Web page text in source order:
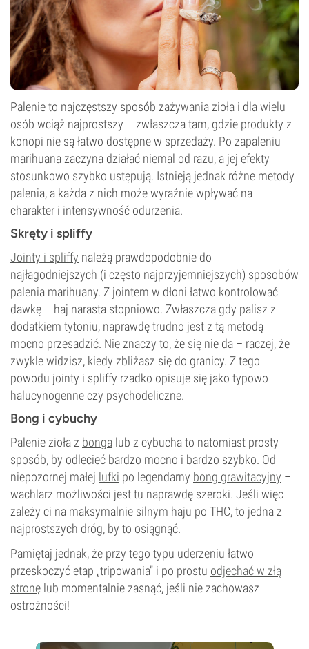
Palenie to najczęstszy sposób zażywania zioła i dla wielu
osób wciąż najprostszy – zwłaszcza tam, gdzie produkty z
konopi nie są łatwo dostępne w sprzedaży. Po zapaleniu
marihuana zaczyna działać niemal od razu, a jej efekty
stosunkowo szybko ustępują. Istnieją jednak różne metody
palenia, a każda z nich może wyraźnie wpływać na
charakter i intensywność odurzenia.
Skręty i spliffy
Jointy i spliffy należą prawdopodobnie do
najłagodniejszych (i często najprzyjemniejszych) sposobów
palenia marihuany. Z jointem w dłoni łatwo kontrolować
dawkę – haj narasta stopniowo. Zwłaszcza gdy palisz z
dodatkiem tytoniu, naprawdę trudno jest z tą metodą
mocno przesadzić. Nie znaczy to, że się nie da – raczej, że
zwykle widzisz, kiedy zbliżasz się do granicy. Z tego
powodu jointy i spliffy rzadko opisuje się jako typowo
halucynogenne czy psychodeliczne.
Bong i cybuchy
Palenie zioła z bonga lub z cybucha to natomiast prosty
sposób, by odlecieć bardzo mocno i bardzo szybko. Od
niepozornej małej lufki po legendarny bong grawitacyjny –
wachlarz możliwości jest tu naprawdę szeroki. Jeśli więc
zależy ci na maksymalnie silnym haju po THC, to jedna z
najprostszych dróg, by to osiągnąć.
Pamiętaj jednak, że przy tego typu uderzeniu łatwo
przeskoczyć etap „tripowania” i po prostu odjechać w złą
stronę lub momentalnie zasnąć, jeśli nie zachowasz
ostrożności!